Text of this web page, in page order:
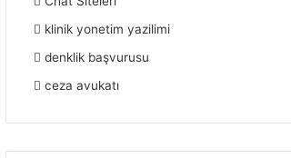
klinik yonetim yazilimi
denklik başvurusu
ceza avukatı